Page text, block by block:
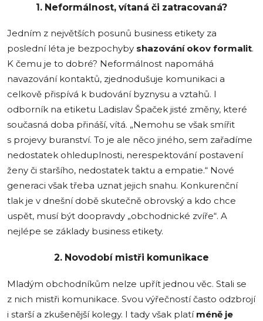
1. Neformálnost, vítaná či zatracovaná?
Jedním z největších posunů business etikety za
poslední léta je bezpochyby shazování okov formalit.
K čemu je to dobré? Neformálnost napomáhá
navazování kontaktů, zjednodušuje komunikaci a
celkově přispívá k budování byznysu a vztahů. I
odborník na etiketu Ladislav Špaček jisté změny, které
současná doba přináší, vítá. „Nemohu se však smířit
s projevy buranství. To je ale něco jiného, sem zařadíme
nedostatek ohleduplnosti, nerespektování postavení
ženy či staršího, nedostatek taktu a empatie.“ Nové
generaci však třeba uznat jejich snahu. Konkurenční
tlak je v dnešní době skutečně obrovský a kdo chce
uspět, musí být doopravdy „obchodnické zvíře“. A
nejlépe se základy business etikety.
2. Novodobí mistři komunikace
Mladým obchodníkům nelze upřít jednou věc. Stali se
z nich mistři komunikace. Svou výřečností často odzbrojí
i starší a zkušenější kolegy. I tady však platíméně je